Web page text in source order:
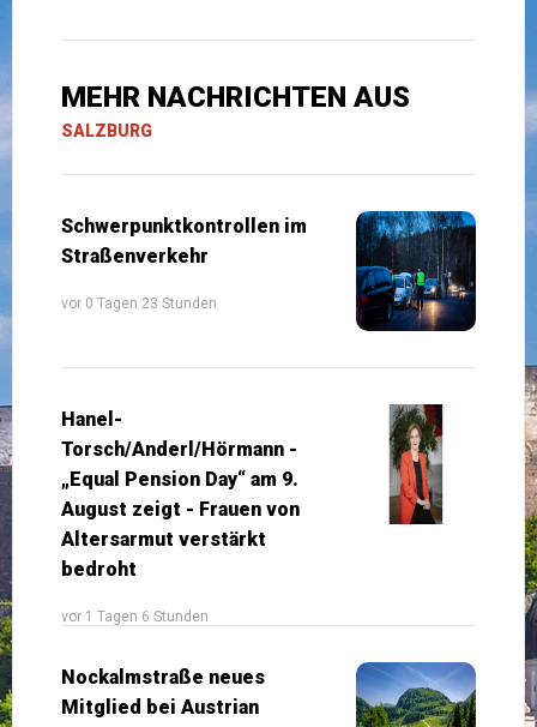
MEHR NACHRICHTEN AUS
SALZBURG
Schwerpunktkontrollen im
Straßenverkehr
vor 0 Tagen 23 Stunden
Hanel-
Torsch/Anderl/Hörmann -
„Equal Pension Day“ am 9.
August zeigt - Frauen von
Altersarmut verstärkt
bedroht
vor 1 Tagen 6 Stunden
Nockalmstraße neues
Mitglied bei Austrian